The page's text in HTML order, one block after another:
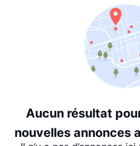
Date: les plus anciens d’abord
Aucun résultat
nouvelles annonces